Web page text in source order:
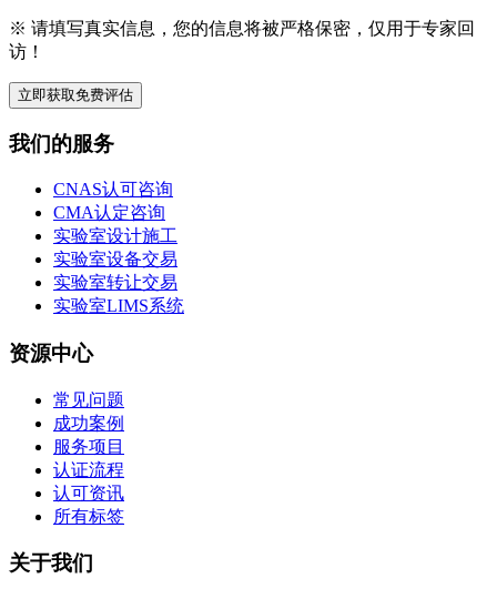
※ 请填写真实信息，您的信息将被严格保密，仅用于专家回
访！
立即获取免费评估
我们的服务
CNAS认可咨询
CMA认定咨询
实验室设计施工
实验室设备交易
实验室转让交易
实验室LIMS系统
资源中心
常见问题
成功案例
服务项目
认证流程
认可资讯
所有标签
关于我们